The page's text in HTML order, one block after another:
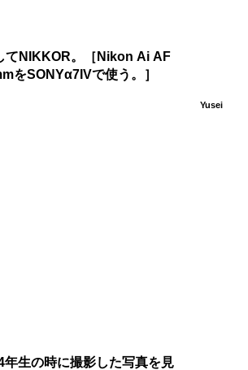
てNIKKOR。［Nikon Ai AF
をSONYα7IVで使う。］
Yusei
年生の時に撮影した写真を見